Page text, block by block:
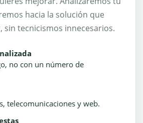
hacia la solución que
sin tecnicismos innecesarios.
no con un número de
telecomunicaciones y web.